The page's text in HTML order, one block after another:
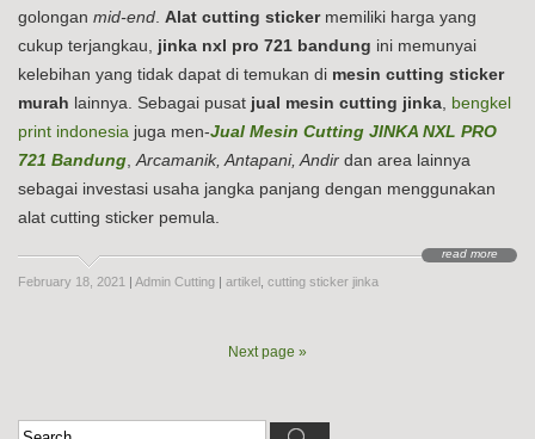
golongan mid-end. Alat cutting stickermemiliki harga yang
cukup terjangkau, jinka nxl pro 721 bandung ini memunyai
kelebihan yang tidak dapat di temukan di mesin cutting sticker
murah lainnya. Sebagai pusat jual mesin cutting jinka, bengkel
print indonesia juga men-Jual Mesin Cutting JINKA NXL PRO
721 Bandung,Arcamanik, Antapani, Andir dan area lainnya
sebagai investasi usaha jangka panjang dengan menggunakan
alat cutting sticker pemula.
read more
February 18, 2021 Admin Cutting artikel cutting sticker jinka
Next page »